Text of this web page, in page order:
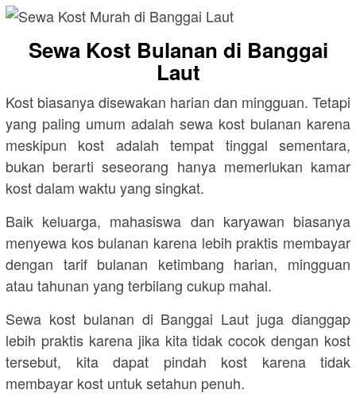
Sewa Kost Bulanan di Banggai
Laut
Kost biasanya disewakan harian dan mingguan. Tetapi
yang paling umum adalah sewa kost bulanan karena
meskipun kost adalah tempat tinggal sementara,
bukan berarti seseorang hanya memerlukan kamar
kost dalam waktu yang singkat.
Baik keluarga, mahasiswa dan karyawan biasanya
menyewa kos bulanan karena lebih praktis membayar
dengan tarif bulanan ketimbang harian, mingguan
atau tahunan yang terbilang cukup mahal.
Sewa kost bulanan di Banggai Laut juga dianggap
lebih praktis karena jika kita tidak cocok dengan kost
tersebut, kita dapat pindah kost karena tidak
membayar kost untuk setahun penuh.